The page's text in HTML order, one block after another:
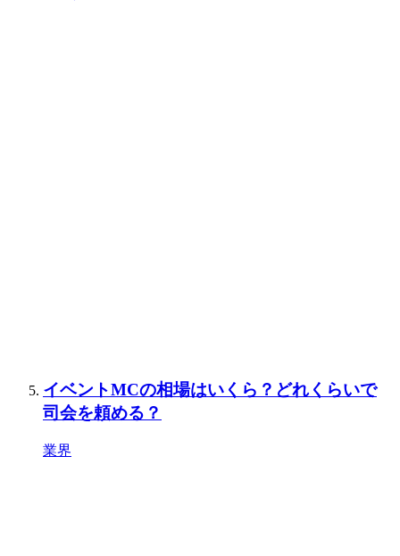
イベントMCの相場はいくら？どれくらいで
司会を頼める？
業界